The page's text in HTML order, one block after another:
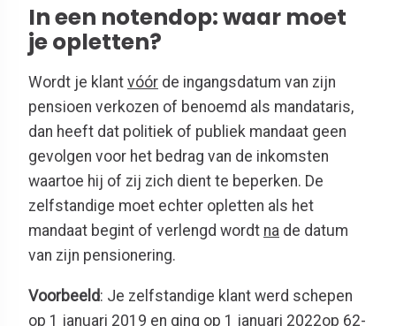
In een notendop: waar moet
je opletten?
Wordt je klant vóór de ingangsdatum van zijn
pensioen verkozen of benoemd als mandataris,
dan heeft dat politiek of publiek mandaat geen
gevolgen voor het bedrag van de inkomsten
waartoe hij of zij zich dient te beperken. De
zelfstandige moet echter opletten als het
mandaat begint of verlengd wordt na de datum
van zijn pensionering.
Voorbeeld: Je zelfstandige klant werd schepen
op 1 januari 2019 en ging op 1 januari 2022op 62-